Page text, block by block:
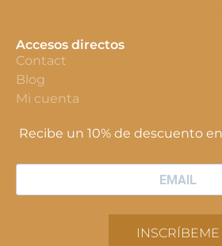
Accesos directos
Contact
Blog
Mi cuenta
Recibe un 10% de descuento
INSCRÍBEME